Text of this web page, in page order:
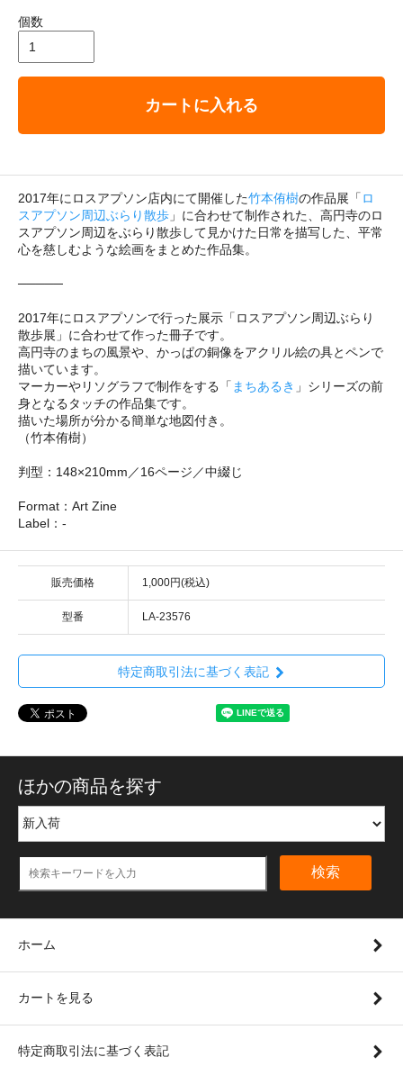
個数
カートに入れる
2017年にロスアプソン店内にて開催した竹本侑樹の作品展「 ロ
スアプソン周辺ぶらり散歩 」に合わせて制作された、高円寺のロ
スアプソン周辺をぶらり散歩して見かけた日常を描写した、平常
心を慈しむような絵画をまとめた作品集。
─────
2017年にロスアプソンで行った展示「ロスアプソン周辺ぶらり
散歩展」に合わせて作った冊子です。
高円寺のまちの風景や、かっぱの銅像をアクリル絵の具とペンで
描いています。
マーカーやリソグラフで制作をする「 まちあるき 」シリーズの前
身となるタッチの作品集です。
描いた場所が分かる簡単な地図付き。
（竹本侑樹）
判型：148×210mm／16ページ／中綴じ
Format：Art Zine
Label：-
販売価格 1,000円(税込)
型番 LA-23576
特定商取引法に基づく表記
ほかの商品を探す
検索
ホーム
カートを見る
特定商取引法に基づく表記